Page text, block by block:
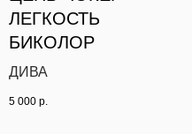
ЛЕГКОСТЬ
БИКОЛОР
ДИВА
5 000 р.